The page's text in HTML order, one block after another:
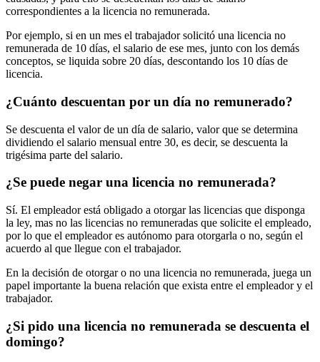
correspondientes a la licencia no remunerada.
Por ejemplo, si en un mes el trabajador solicitó una licencia no
remunerada de 10 días, el salario de ese mes, junto con los demás
conceptos, se liquida sobre 20 días, descontando los 10 días de
licencia.
¿Cuánto descuentan por un día no remunerado?
Se descuenta el valor de un día de salario, valor que se determina
dividiendo el salario mensual entre 30, es decir, se descuenta la
trigésima parte del salario.
¿Se puede negar una licencia no remunerada?
Sí. El empleador está obligado a otorgar las licencias que disponga
la ley, mas no las licencias no remuneradas que solicite el empleado,
por lo que el empleador es autónomo para otorgarla o no, según el
acuerdo al que llegue con el trabajador.
En la decisión de otorgar o no una licencia no remunerada, juega un
papel importante la buena relación que exista entre el empleador y el
trabajador.
¿Si pido una licencia no remunerada se descuenta el
domingo?